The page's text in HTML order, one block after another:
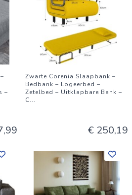
–
Zwarte Corenia Slaapbank –
Bedbank – Logeerbed –
Zetelbed – Uitklapbare Bank –
C...
€ 250,19